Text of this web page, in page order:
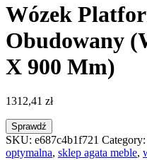
Wózek
Obudowany
X 900 Mm)
1312,41 zł
Sprawdź
SKU: e687c4b1f721 Category:
optymalna, sklep agata meble,